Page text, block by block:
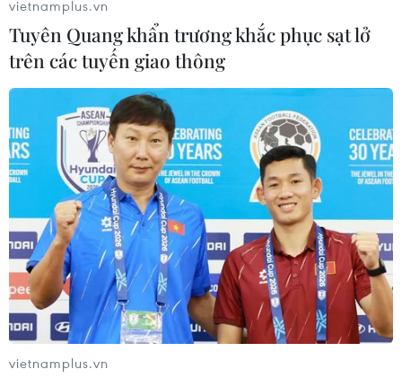
triệu người Palestine đang sinh sống tại Dải Gaza với
thế giới bên ngoài, đồng thời là cửa khẩu duy nhất
không bị Israel kiểm soát.
vietnamplus.vn
Tuyên Quang khẩn trương khắc phục sạt lở
trên các tuyến giao thông
vietnamplus.vn